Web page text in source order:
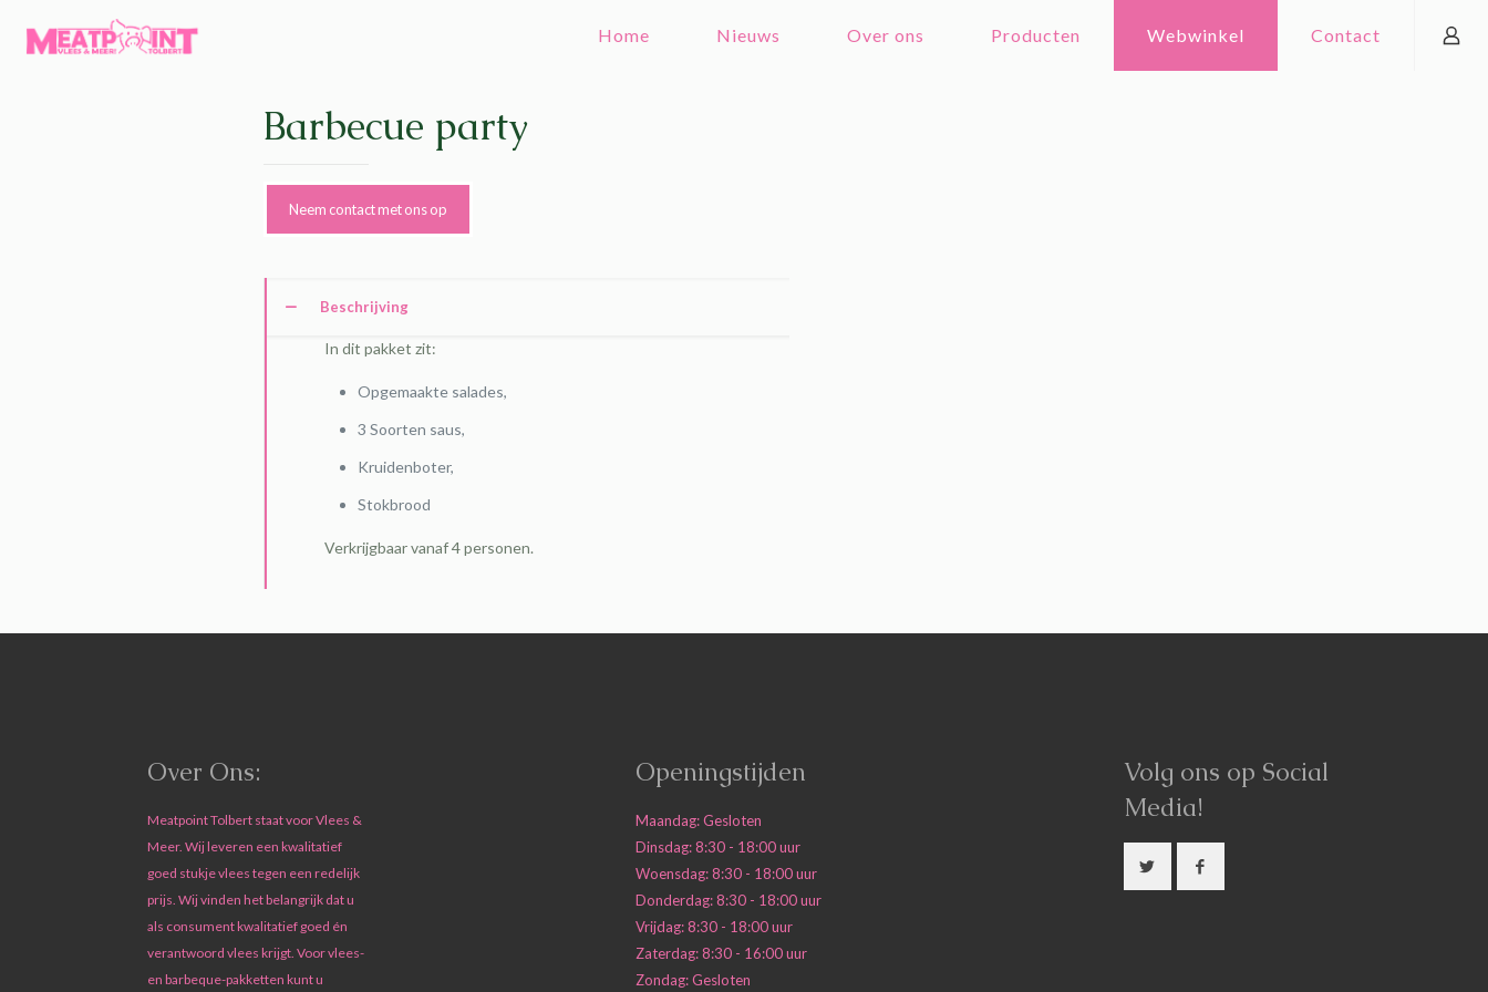
Home Nieuws Over ons Producten Webwinkel Contact
Barbecue party
Neem contact met ons op
Beschrijving
In dit pakket zit:
Opgemaakte salades,
3 Soorten saus,
Kruidenboter,
Stokbrood
Verkrijgbaar vanaf 4 personen.
Over Ons:
Meatpoint Tolbert staat voor Vlees &
Meer. Wij leveren een kwalitatief
goed stukje vlees tegen een redelijk
prijs. Wij vinden het belangrijk dat u
als consument kwalitatief goed én
verantwoord vlees krijgt. Voor vlees-
en barbeque-pakketten kunt u
Openingstijden
Maandag: Gesloten
Dinsdag: 8:30 - 18:00 uur
Woensdag: 8:30 - 18:00 uur
Donderdag: 8:30 - 18:00 uur
Vrijdag: 8:30 - 18:00 uur
Zaterdag: 8:30 - 16:00 uur
Zondag: Gesloten
Volg ons op Social
Media!